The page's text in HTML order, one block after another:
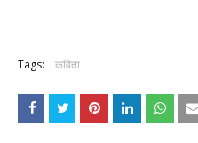
Tags: कविता